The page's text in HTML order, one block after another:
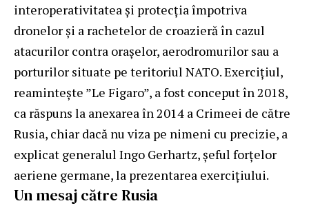
interoperativitatea și protecția împotriva
dronelor și a rachetelor de croazieră în cazul
atacurilor contra orașelor, aerodromurilor sau a
porturilor situate pe teritoriul NATO. Exercițiul,
reamintește ”Le Figaro”, a fost conceput în 2018,
ca răspuns la anexarea în 2014 a Crimeei de către
Rusia, chiar dacă nu viza pe nimeni cu precizie, a
explicat generalul Ingo Gerhartz, șeful forțelor
aeriene germane, la prezentarea exercițiului.
Un mesaj către Rusia